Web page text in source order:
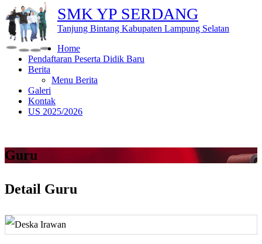
SMK YP SERDANG
Tanjung Bintang Kabupaten Lampung Selatan
Home
Pendaftaran Peserta Didik Baru
Berita
Menu Berita
Galeri
Kontak
US 2025/2026
Guru
Detail Guru